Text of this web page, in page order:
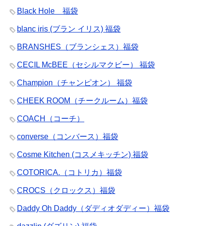
Black Hole 福袋
blanc iris (ブラン イリス) 福袋
BRANSHES（ブランシェス）福袋
CECIL McBEE（セシルマクビー） 福袋
Champion（チャンピオン） 福袋
CHEEK ROOM（チークルーム）福袋
COACH（コーチ）
converse（コンバース）福袋
Cosme Kitchen (コスメキッチン) 福袋
COTORICA.（コトリカ）福袋
CROCS（クロックス）福袋
Daddy Oh Daddy（ダディオダディー）福袋